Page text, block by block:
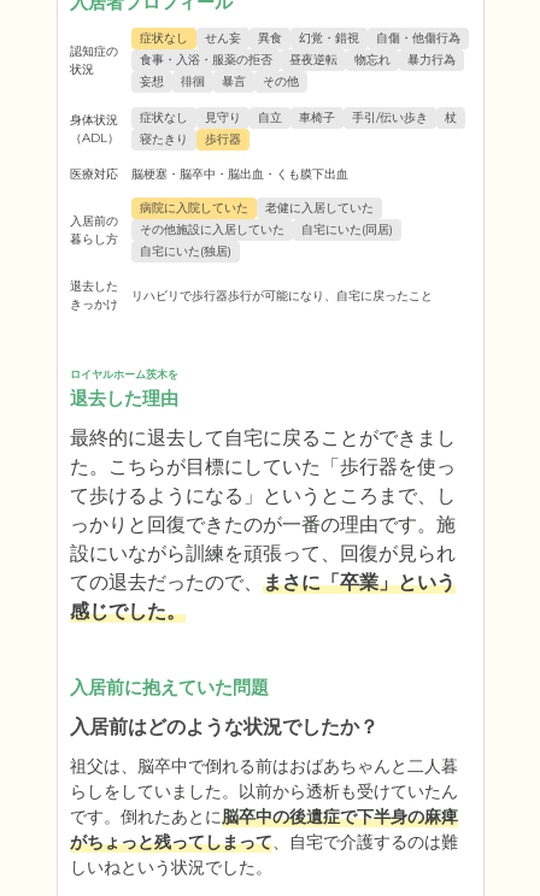
認知症の
状況
症状なし せん妄 異食 幻覚・錯視
自傷・他傷行為
食事・入浴・服薬の拒否
昼夜逆転 物忘れ
暴力行為
妄想
徘徊 暴言 その他
身体状況
（ADL）
症状なし 見守り 自立 車椅子 手引/伝い歩き
杖
寝たきり
歩行器
医療対応 脳梗塞・脳卒中・脳出血・くも膜下出血
入居前の
暮らし方
病院に入院していた
老健に入居していた
その他施設に入居していた
自宅にいた(同居)
自宅にいた(独居)
退去した
きっかけ
リハビリで歩行器歩行が可能になり、自宅に戻ったこと
ロイヤルホーム茨木を
退去した理由
最終的に退去して自宅に戻ることができまし
た。こちらが目標にしていた「歩行器を使っ
て歩けるようになる」というところまで、し
っかりと回復できたのが一番の理由です。施
設にいながら訓練を頑張って、回復が見られ
ての退去だったので、 まさに「卒業」という
感じでした。
入居前に抱えていた問題
入居前はどのような状況でしたか？
祖父は、脳卒中で倒れる前はおばあちゃんと二人暮
らしをしていました。以前から透析も受けていたん
です。倒れたあとに脳卒中の後遺症で下半身の麻痺
がちょっと残ってしまって、自宅で介護するのは難
しいねという状況でした。